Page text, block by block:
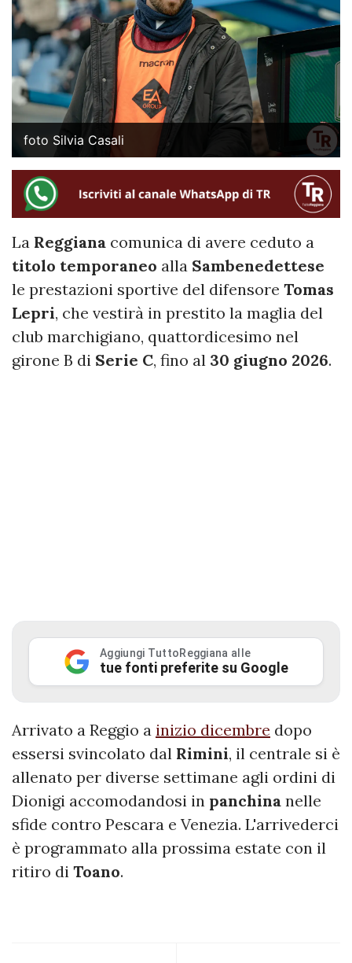
foto Silvia Casali
La Reggiana comunica di avere ceduto a
titolo temporaneo alla Sambenedettese
le prestazioni sportive del difensore Tomas
Lepri, che vestirà in prestito la maglia del
club marchigiano, quattordicesimo nel
girone B di Serie C, fino al 30 giugno 2026.
Aggiungi TuttoReggiana alle
tue fonti preferite su Google
Arrivato a Reggio a inizio dicembre dopo
essersi svincolato dal Rimini, il centrale si è
allenato per diverse settimane agli ordini di
Dionigi accomodandosi in panchina nelle
sfide contro Pescara e Venezia. L'arrivederci
è programmato alla prossima estate con il
ritiro di Toano.